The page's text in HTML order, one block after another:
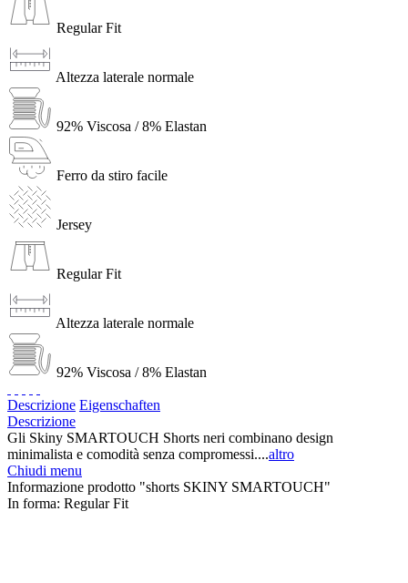
Regular Fit
Altezza laterale normale
92% Viscosa / 8% Elastan
Ferro da stiro facile
Jersey
Regular Fit
Altezza laterale normale
92% Viscosa / 8% Elastan
Descrizione Eigenschaften
Descrizione
Gli Skiny SMARTOUCH Shorts neri combinano design
minimalista e comodità senza compromessi....altro
Chiudi menu
Informazione prodotto "shorts SKINY SMARTOUCH"
In forma: Regular Fit